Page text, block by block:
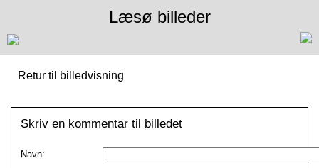
Læsø billeder
Retur til billedvisning
Skriv en kommentar til billedet
Navn: